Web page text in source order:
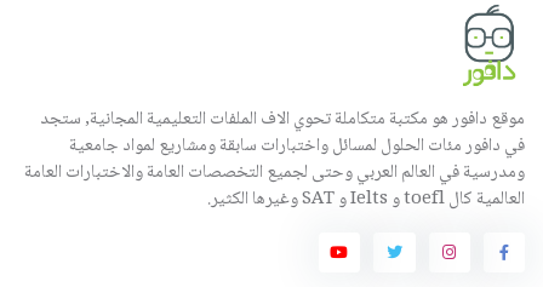
موقع دافور هو مكتبة متكاملة تحوي الاف الملفات التعليمية المجانية, ستجد
في دافور مئات الحلول لمسائل واختبارات سابقة ومشاريع لمواد جامعية
ومدرسية في العالم العربي وحتى لجميع التخصصات العامة والاختبارات العامة
العالمية كال toefl و Ielts و SAT وغيرها الكثير.